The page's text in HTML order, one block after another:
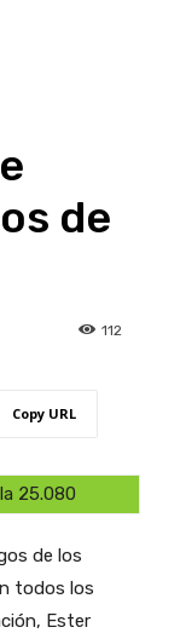
de
112
Copy URL
25.080
de los
todos los
Ester